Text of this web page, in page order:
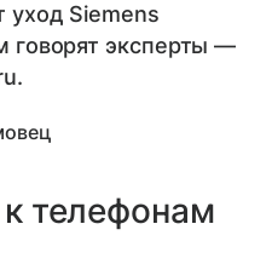
уход Siemens
говорят эксперты —
телефонам